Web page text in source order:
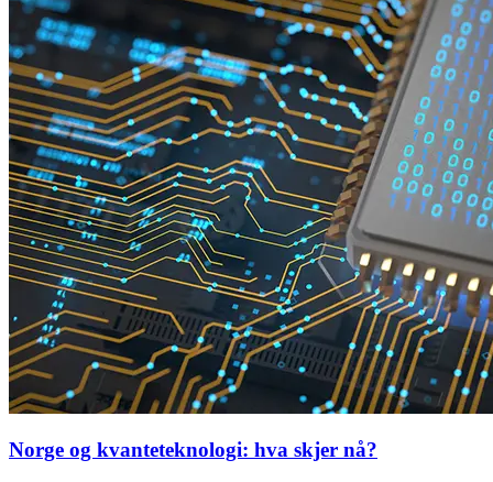
Norge og kvanteteknologi: hva skjer nå?